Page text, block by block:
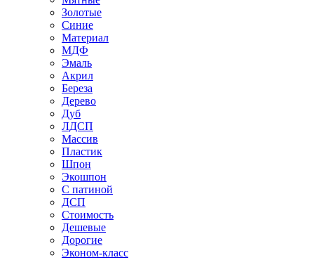
Золотые
Синие
Материал
МДФ
Эмаль
Акрил
Береза
Дерево
Дуб
ЛДСП
Массив
Пластик
Шпон
Экошпон
С патиной
ДСП
Стоимость
Дешевые
Дорогие
Эконом-класс